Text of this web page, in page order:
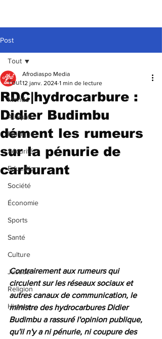
Post
Tout
Monde
Afrique
Politique
Sécurité
Education
Société
Économie
Sports
Santé
Culture
Justice
Religion
Histoire
Tout
RDC|hydrocarbure :
Didier Budimbu
dément les rumeurs
sur la pénurie de
carburant
Afrodiaspo Media
12 janv. 2024 1 min de lecture
Contrairement aux rumeurs qui
circulent sur les réseaux sociaux et
autres canaux de communication, le
ministre des hydrocarbures Didier
Budimbu a rassuré l'opinion publique,
qu'il n'y a ni pénurie, ni coupure des